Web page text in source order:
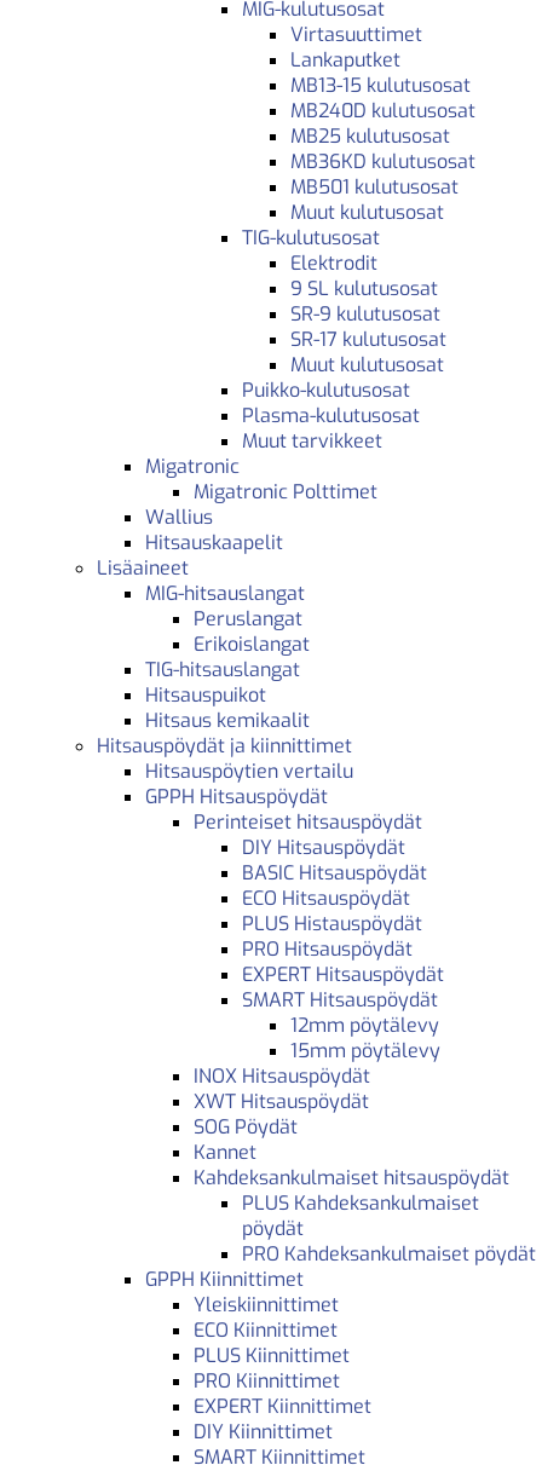
MIG-kulutusosat
Virtasuuttimet
Lankaputket
MB13-15 kulutusosat
MB240D kulutusosat
MB25 kulutusosat
MB36KD kulutusosat
MB501 kulutusosat
Muut kulutusosat
TIG-kulutusosat
Elektrodit
9 SL kulutusosat
SR-9 kulutusosat
SR-17 kulutusosat
Muut kulutusosat
Puikko-kulutusosat
Plasma-kulutusosat
Muut tarvikkeet
Migatronic
Migatronic Polttimet
Wallius
Hitsauskaapelit
Lisäaineet
MIG-hitsauslangat
Peruslangat
Erikoislangat
TIG-hitsauslangat
Hitsauspuikot
Hitsaus kemikaalit
Hitsauspöydät ja kiinnittimet
Hitsauspöytien vertailu
GPPH Hitsauspöydät
Perinteiset hitsauspöydät
DIY Hitsauspöydät
BASIC Hitsauspöydät
ECO Hitsauspöydät
PLUS Histauspöydät
PRO Hitsauspöydät
EXPERT Hitsauspöydät
SMART Hitsauspöydät
12mm pöytälevy
15mm pöytälevy
INOX Hitsauspöydät
XWT Hitsauspöydät
SOG Pöydät
Kannet
Kahdeksankulmaiset hitsauspöydät
PLUS Kahdeksankulmaiset
pöydät
PRO Kahdeksankulmaiset pöydät
GPPH Kiinnittimet
Yleiskiinnittimet
ECO Kiinnittimet
PLUS Kiinnittimet
PRO Kiinnittimet
EXPERT Kiinnittimet
DIY Kiinnittimet
SMART Kiinnittimet